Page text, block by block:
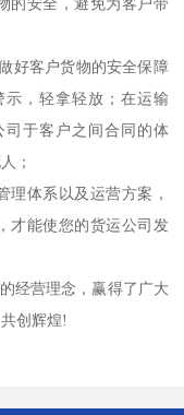
好客户货物的安全保障
，轻拿轻放；在运输
于客户之间合同的体
；
理体系以及运营方案，
才能使您的货运公司发
经营理念，赢得了广大
创辉煌!